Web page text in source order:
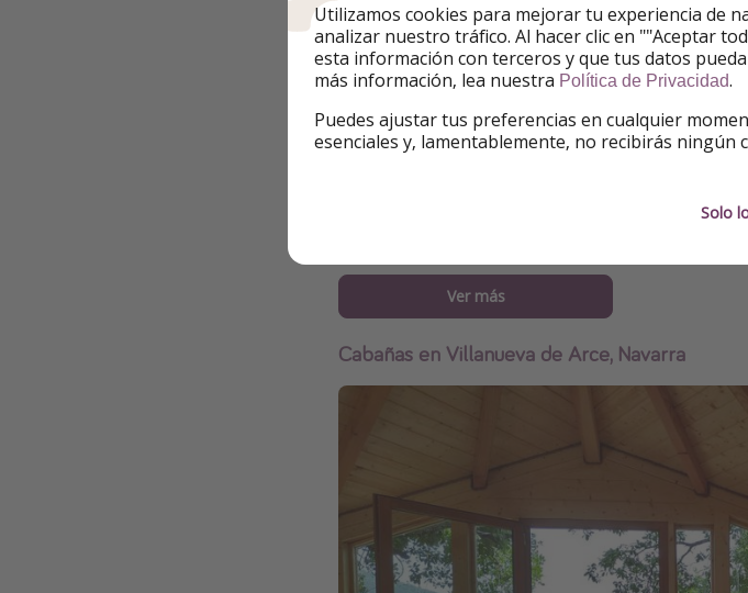
Ver más
Cabañas en Villanueva de Arce, Navarra
Utilizamos cookies para mejorar tu experiencia de
analizar nuestro tráfico. Al hacer clic en ""Aceptar
esta información con terceros y que tus datos
más información, lea nuestra Política de Privacidad.
Puedes ajustar tus preferencias en cualquier
esenciales y, lamentablemente, no recibirás ningún
Solo